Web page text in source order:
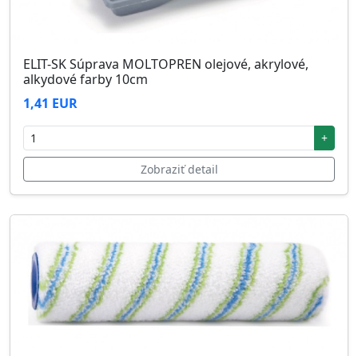
ELIT-SK Súprava MOLTOPREN olejové, akrylové,
alkydové farby 10cm
1,41 EUR
+
Zobraziť detail